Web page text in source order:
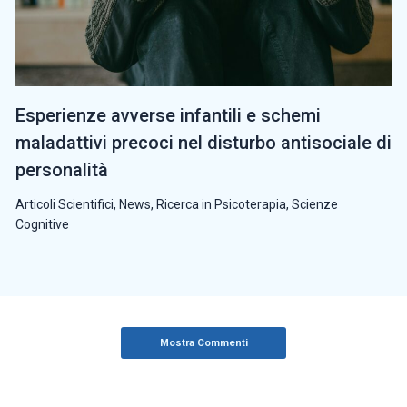
Esperienze avverse infantili e schemi
maladattivi precoci nel disturbo antisociale di
personalità
Articoli Scientifici, News, Ricerca in Psicoterapia, Scienze
Cognitive
Mostra Commenti